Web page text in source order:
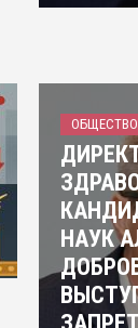
ОБЩЕСТВО
НАУК